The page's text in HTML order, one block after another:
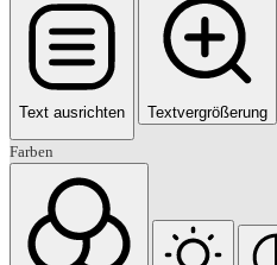
Text ausrichten Textvergrößerung
Farben